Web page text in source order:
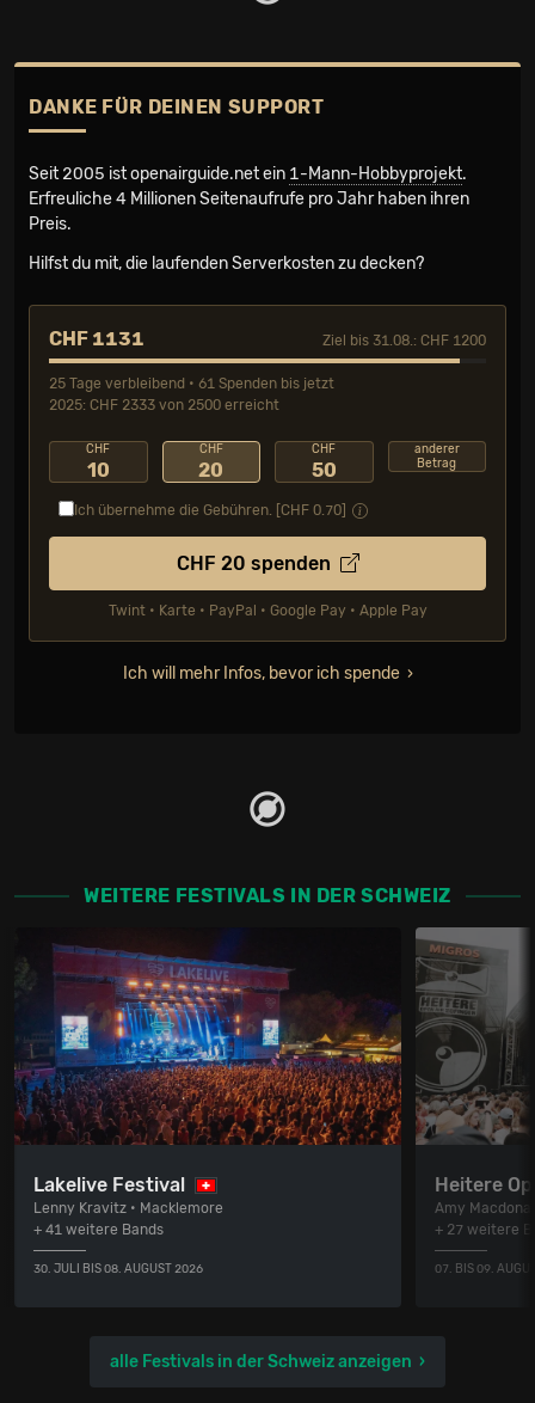
DANKE FÜR DEINEN SUPPORT
Seit 2005 ist openairguide.net ein 1-Mann-Hobbyprojekt.
Erfreuliche 4 Millionen Seiten­aufrufe pro Jahr haben ihren
Preis.
Hilfst du mit, die laufenden Serverkosten zu decken?
CHF 1131 Ziel bis 31.08.: CHF 1200
25 Tage verbleibend • 61 Spenden bis jetzt
2025: CHF 2333 von 2500 erreicht
CHF
10
CHF
20
CHF
50
anderer
Betrag
Ich übernehme die Gebühren. [CHF 0.70
CHF 20 spenden
Twint • Karte • PayPal • Google Pay • Apple Pay
Ich will mehr Infos, bevor ich spende
WEITERE FESTIVALS IN DER SCHWEIZ
Lakelive Festival
Lenny Kravitz • Macklemore
+ 41 weitere Bands
30. JULI BIS 08. AUGUST 2026
Heitere
Amy
+ 27 weitere
07. BIS 09.
alle Festivals in der Schweiz anzeigen